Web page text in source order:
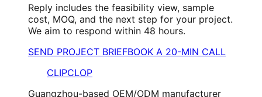
Reply includes the feasibility view, sample
cost, MOQ, and the next step for your project.
We aim to respond within 48 hours.
SEND PROJECT BRIEFBOOK A 20-MIN CALL
CLIPCLOP
Guangzhou-based OEM/ODM manufacturer